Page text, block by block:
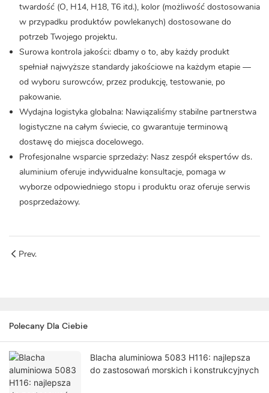
twardość (O, H14, H18, T6 itd.), kolor (możliwość dostosowania
w przypadku produktów powlekanych) dostosowane do
potrzeb Twojego projektu.
Surowa kontrola jakości: dbamy o to, aby każdy produkt
spełniał najwyższe standardy jakościowe na każdym etapie —
od wyboru surowców, przez produkcję, testowanie, po
pakowanie.
Wydajna logistyka globalna: Nawiązaliśmy stabilne partnerstwa
logistyczne na całym świecie, co gwarantuje terminową
dostawę do miejsca docelowego.
Profesjonalne wsparcie sprzedaży: Nasz zespół ekspertów ds.
aluminium oferuje indywidualne konsultacje, pomaga w
wyborze odpowiedniego stopu i produktu oraz oferuje serwis
posprzedażowy.
Prev.
Polecany Dla Ciebie
Blacha aluminiowa 5083 H116: najlepsza
do zastosowań morskich i konstrukcyjnych